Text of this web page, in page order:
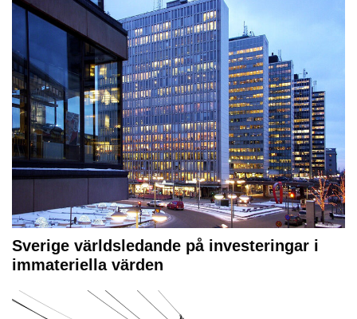
Sverige världsledande på investeringar i
immateriella värden